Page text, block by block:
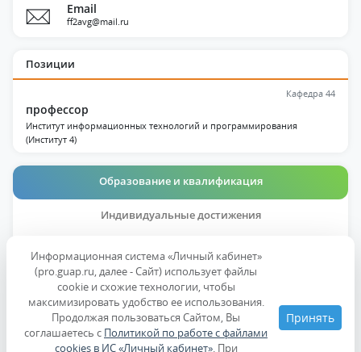
Email
ff2avg@mail.ru
Позиции
Кафедра 44
профессор
Институт информационных технологий и программирования
(Институт 4)
Образование и квалификация
Индивидуальные достижения
Публикации
Дисциплины
Образование
Информационная система «Личный кабинет»
(pro.guap.ru, далее - Сайт) использует файлы
cookie и схожие технологии, чтобы
максимизировать удобство ее использования.
Продолжая пользоваться Сайтом, Вы
соглашаетесь с Политикой по работе с файлами
cookies в ИС «Личный кабинет». При
Принять